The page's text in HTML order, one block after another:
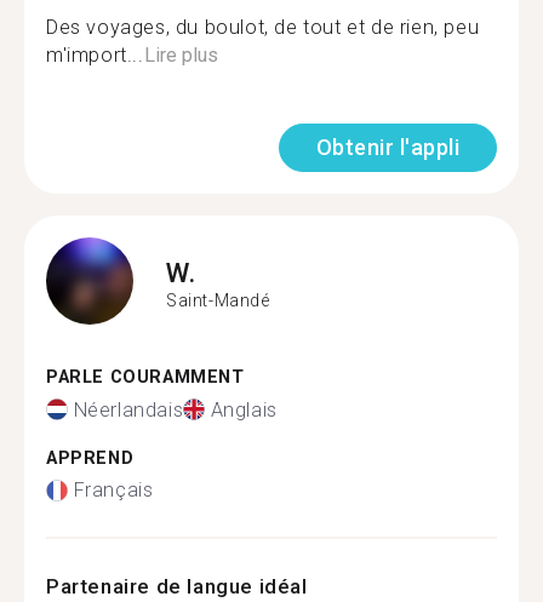
Des voyages, du boulot, de tout et de rien, peu
m'import...Lire plus
Obtenir l'appli
W.
Saint-Mandé
PARLE COURAMMENT
Néerlandais Anglais
APPREND
Français
Partenaire de langue idéal